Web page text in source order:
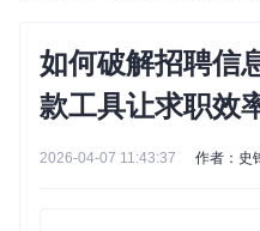
如何破解招聘信
款工具让求职效
2026-04-07 11:43:37 作者：史